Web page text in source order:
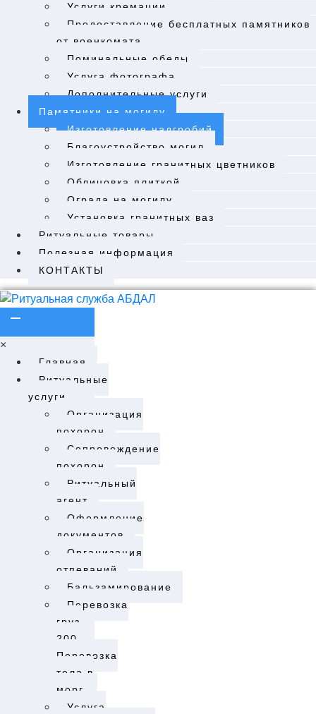
Услуги кремации
Предоставление бесплатных памятников
от военкомата
Поминальные обеды
Услуга фотографа
Дополнительные услуги
Памятники на могилу
Изготовление надгробий
Благоустройство могил
Изготовление гранитных цветников
Облицовка плиткой
Ограда на могилу
Установка гранитных ваз
Ритуальные товары
Полезная информация
КОНТАКТЫ
×
Главная
Ритуальные
услуги
Организация
похорон
Cопровождение
похорон
Ритуальный
агент
Оформление
документов
Организация
отпеваний
Бальзамирование
Перевозка
груз
200.
Перевозка
тела в
морг.​
Услуга